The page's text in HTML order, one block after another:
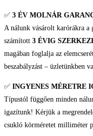
✅ 3 ÉV MOLNÁR
A nálunk vásárolt karórákra a
számított 3 ÉVIG
magában foglalja az
beszabályzást – üzletünkben
✅ INGYENES MÉRETRE
Típustól függően minden
igazítunk! Kérjük a
csukló körméretet milliméter